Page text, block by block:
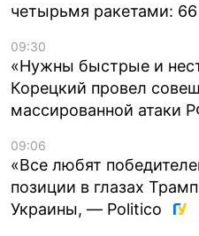
четырьмя ракетами:
09:30
«Нужны быстрые и
Корецкий провел
массированной атаки
09:06
«Все любят
позиции в глазах
Украины, — Politico